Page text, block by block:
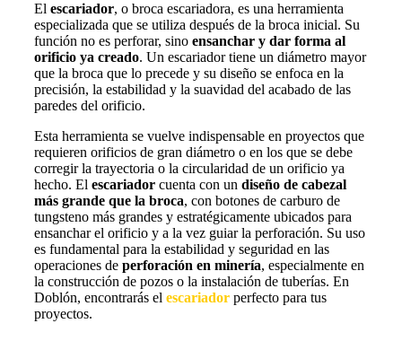
El escariador, o broca escariadora, es una herramienta
especializada que se utiliza después de la broca inicial. Su
función no es perforar, sino ensanchar y dar forma al
orificio ya creado. Un escariador tiene un diámetro mayor
que la broca que lo precede y su diseño se enfoca en la
precisión, la estabilidad y la suavidad del acabado de las
paredes del orificio.
Esta herramienta se vuelve indispensable en proyectos que
requieren orificios de gran diámetro o en los que se debe
corregir la trayectoria o la circularidad de un orificio ya
hecho. El escariador cuenta con un diseño de cabezal
más grande que la broca, con botones de carburo de
tungsteno más grandes y estratégicamente ubicados para
ensanchar el orificio y a la vez guiar la perforación. Su uso
es fundamental para la estabilidad y seguridad en las
operaciones de perforación en minería, especialmente en
la construcción de pozos o la instalación de tuberías. En
Doblón, encontrarás el escariador perfecto para tus
proyectos.